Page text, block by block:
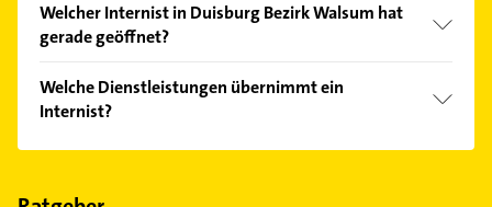
Kundenmeinungen und profitieren Sie von den
Empfehlungen. Die Suchergebnisse können Sie sich
Welcher Internist in Duisburg Bezirk Walsum hat
gerade geöffnet?
Bitte beachten Sie, dass diese an Sonn- und
Feiertagen abweichen können.
Welche Dienstleistungen übernimmt ein
Internist?
Folgende Leistungen werden angeboten: 24-
und Diabetischer Fuß.